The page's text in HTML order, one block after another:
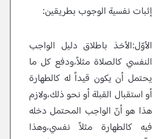
إثبات نفسية الوجوب بطريقين:
الأوّل:الأخذ باطلاق دليل الواجب
النفسي كالصلاة مثلاً،ودفع كل ما
يحتمل أن يكون قيداً له كالطهارة
أو استقبال القبلة أو نحو ذلك،ولازم
هذا هو أنّ الواجب المحتمل دخله
فيه كالطهارة مثلاً نفسي،وهذا